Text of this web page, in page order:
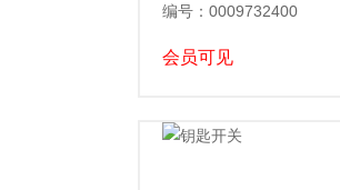
编号：0009732400
会员可见